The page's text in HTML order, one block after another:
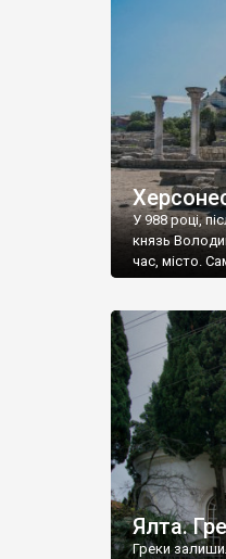
культурної
Офіційно –
влада в
У 988 році,
князь
час, місто.
диктувати
Херсонесі
Херсонесу
Ялта.
Греки